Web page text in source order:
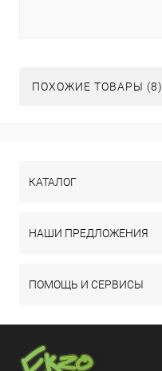
ПОХОЖИЕ ТОВАРЫ (8)
КАТАЛОГ
НАШИ ПРЕДЛОЖЕНИЯ
ПОМОЩЬ И СЕРВИСЫ